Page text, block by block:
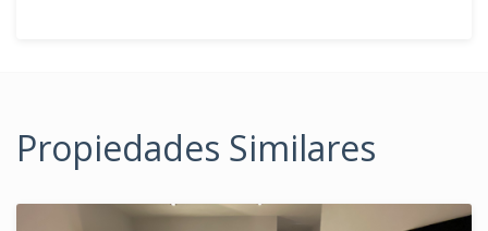
Propiedades Similares